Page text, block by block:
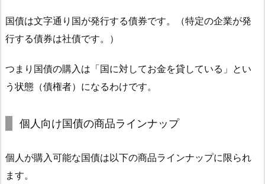
国債は文字通り国が発行する債券です。（特定の企業が発
行する債券は社債です。）
つまり国債の購入は「国に対してお金を貸している」とい
う状態（債権者）になるわけです。
個人向け国債の商品ラインナップ
個人が購入可能な国債は以下の商品ラインナップに限られ
ます。